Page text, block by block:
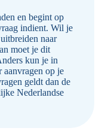
en begint op
indient. Wil je
naar
moet je dit
kun je in
aanvragen op je
geldt dan de
Nederlandse